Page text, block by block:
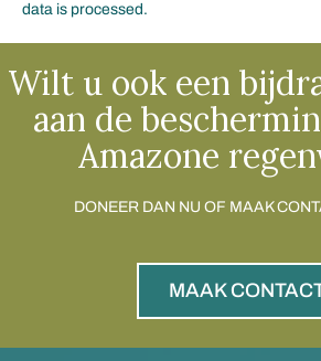
data is processed.
Wilt u ook een
aan de
Amazone
DONEER DAN NU OF MAAK
MAAK